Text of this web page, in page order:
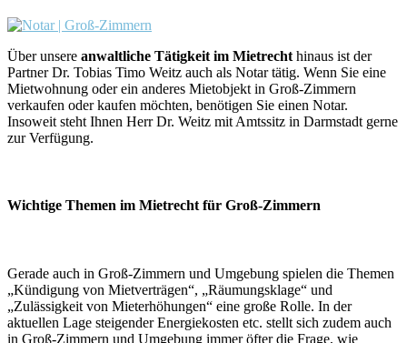
Über unsere anwaltliche Tätigkeit im Mietrecht hinaus ist der
Partner Dr. Tobias Timo Weitz auch als Notar tätig. Wenn Sie eine
Mietwohnung oder ein anderes Mietobjekt in Groß-Zimmern
verkaufen oder kaufen möchten, benötigen Sie einen Notar.
Insoweit steht Ihnen Herr Dr. Weitz mit Amtssitz in Darmstadt gerne
zur Verfügung.
Wichtige Themen im Mietrecht für Groß-Zimmern
Gerade auch in Groß-Zimmern und Umgebung spielen die Themen
„Kündigung von Mietverträgen“, „Räumungsklage“ und
„Zulässigkeit von Mieterhöhungen“ eine große Rolle. In der
aktuellen Lage steigender Energiekosten etc. stellt sich zudem auch
in Groß-Zimmern und Umgebung immer öfter die Frage, wie